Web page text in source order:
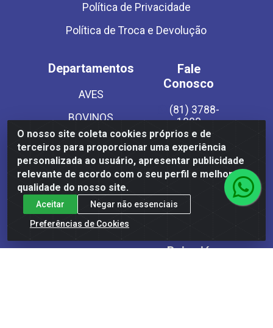
O nosso site coleta cookies próprios e de
terceiros para proporcionar uma experiência
personalizada ao usuário, apresentar publicidade
relevante de acordo com o seu perfil e melhorar a
qualidade do nosso site.
Aceitar
Negar não essenciais
Preferências de Cookies
Política de Privacidade
Política de Troca e Devolução
Departamentos
AVES
BOVINOS
CHARQUEADOS
EMBUTIDOS
LATICINIOS
PESCADOS
Fale
Conosco
(81) 3788-
1000
Instagram
Site Seguro
Baixe já